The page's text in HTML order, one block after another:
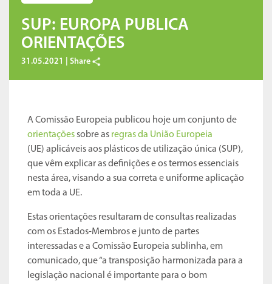
SUP: EUROPA PUBLICA
ORIENTAÇÕES
31.05.2021 | Share
A Comissão Europeia publicou hoje um conjunto de
orientaçõessobre as regras da União Europeia
(UE) aplicáveis aos plásticos de utilização única (SUP),
que vêm explicar as definições e os termos essenciais
nesta área, visando a sua correta e uniforme aplicação
em toda a UE.
Estas orientações resultaram de consultas realizadas
com os Estados-Membros e junto de partes
interessadas e a Comissão Europeia sublinha, em
comunicado, que “a transposição harmonizada para a
legislação nacional é importante para o bom